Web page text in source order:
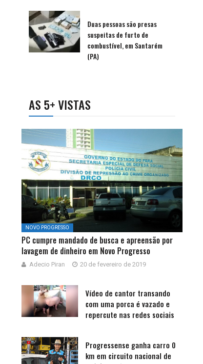
Duas pessoas são presas
suspeitas de furto de
combustível, em Santarém
(PA)
AS 5+ VISTAS
NOVO PROGRESSO
PC cumpre mandado de busca e apreensão por
lavagem de dinheiro em Novo Progresso
Adecio Piran 20 de fevereiro de 2019
Vídeo de cantor transando
com uma porca é vazado e
repercute nas redes sociais
Progressense ganha carro 0
km em circuito nacional de